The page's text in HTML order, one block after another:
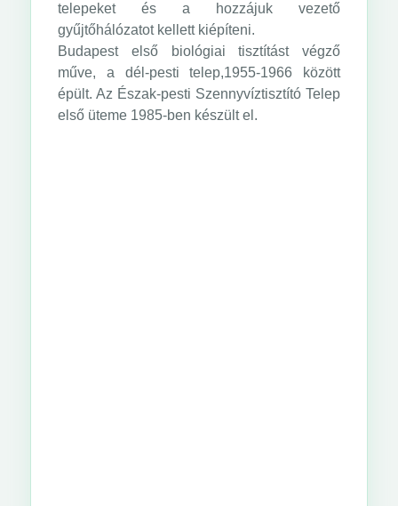
telepeket és a hozzájuk vezető
gyűjtőhálózatot kellett kiépíteni.
Budapest első biológiai tisztítást végző
műve, a dél-pesti telep,1955-1966 között
épült. Az Észak-pesti Szennyvíztisztító Telep
első üteme 1985-ben készült el.